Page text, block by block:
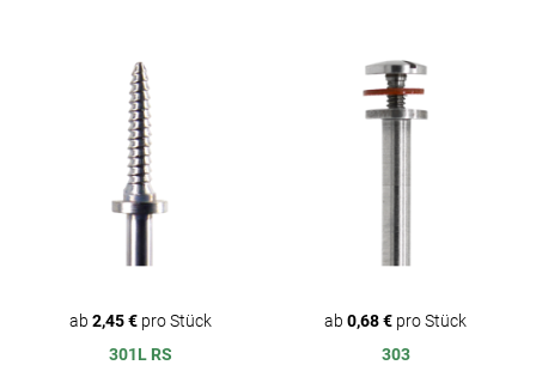
ab 2,45 €pro Stück
301L RS
ab0,68 € pro Stück
303